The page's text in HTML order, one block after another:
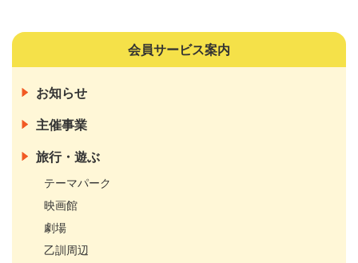
会員サービス案内
お知らせ
主催事業
旅行・遊ぶ
テーマパーク
映画館
劇場
乙訓周辺